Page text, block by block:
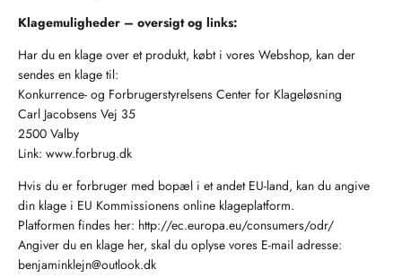
Klagemuligheder – oversigt og links:
Har du en klage over et produkt, købt i vores Webshop, kan der
sendes en klage til:
Konkurrence- og Forbrugerstyrelsens Center for Klageløsning
Carl Jacobsens Vej 35
2500 Valby
Link: www.forbrug.dk
Hvis du er forbruger med bopæl i et andet EU-land, kan du angive
din klage i EU Kommissionens online klageplatform.
Platformen findes her: http://ec.europa.eu/consumers/odr/
Angiver du en klage her, skal du oplyse vores E-mail adresse:
benjaminklejn@outlook.dk